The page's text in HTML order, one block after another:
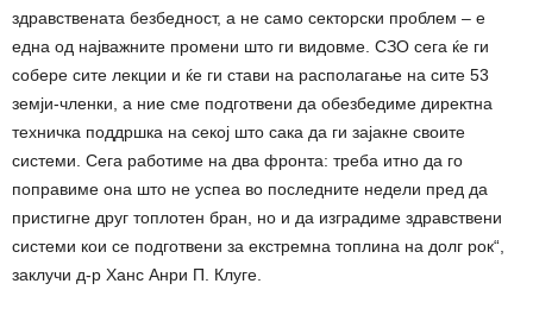
здравствената безбедност, а не само секторски проблем – е
една од најважните промени што ги видовме. СЗО сега ќе ги
собере сите лекции и ќе ги стави на располагање на сите 53
земји-членки, а ние сме подготвени да обезбедиме директна
техничка поддршка на секој што сака да ги зајакне своите
системи. Сега работиме на два фронта: треба итно да го
поправиме она што не успеа во последните недели пред да
пристигне друг топлотен бран, но и да изградиме здравствени
системи кои се подготвени за екстремна топлина на долг рок“,
заклучи д-р Ханс Анри П. Клуге.